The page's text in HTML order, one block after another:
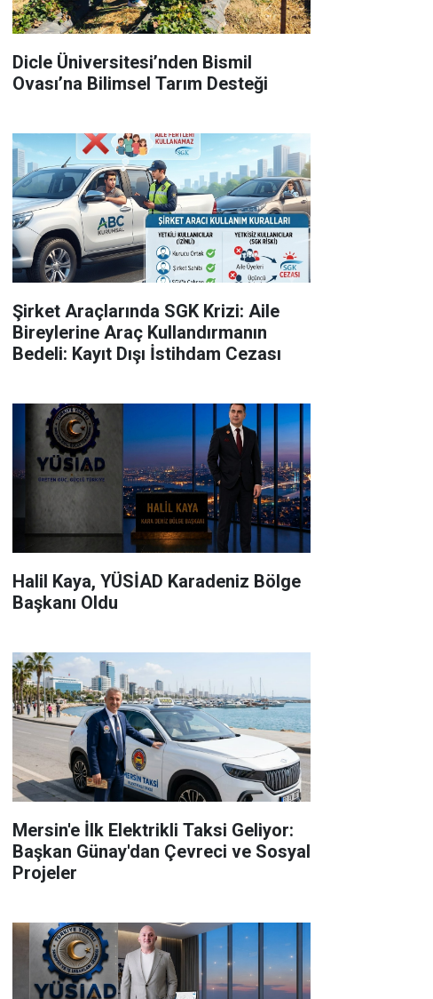
Dicle Üniversitesi’nden Bismil
Ovası’na Bilimsel Tarım Desteği
Şirket Araçlarında SGK Krizi: Aile
Bireylerine Araç Kullandırmanın
Bedeli: Kayıt Dışı İstihdam Cezası
Halil Kaya, YÜSİAD Karadeniz Bölge
Başkanı Oldu
Mersin'e İlk Elektrikli Taksi Geliyor:
Başkan Günay'dan Çevreci ve Sosyal
Projeler